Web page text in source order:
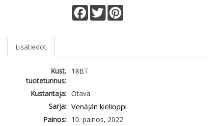
Facebook
Twitter
Lisätiedot
Kust.
tuotetunnus:
18BT
Kustantaja: Otava
Sarja: Venäjän kielioppi
Painos: 10. painos, 2022